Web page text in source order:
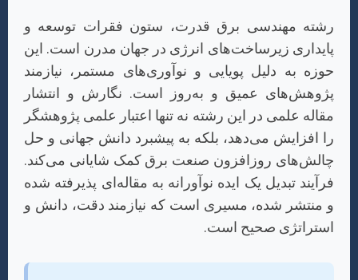
رشته مهندسی برق قدرت، ستون فقرات توسعه و
پایداری زیرساخت‌های انرژی در جهان مدرن است. این
حوزه به دلیل پویایی و نوآوری‌های مستمر، نیازمند
پژوهش‌های عمیق و به‌روز است. نگارش و انتشار
مقاله علمی در این رشته نه تنها اعتبار علمی پژوهشگر
را افزایش می‌دهد، بلکه به پیشبرد دانش جهانی و حل
چالش‌های روزافزون صنعت برق کمک شایانی می‌کند.
فرآیند تبدیل یک ایده نوآورانه به مقاله‌ای پذیرفته شده
و منتشر شده، مسیری است که نیازمند دقت، دانش و
استراتژی صحیح است.